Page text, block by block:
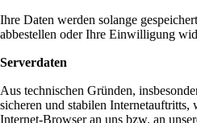
Ihre Daten werden solange
abbestellen oder Ihre Einwilligung
Serverdaten
Aus technischen Gründen,
sicheren und stabilen Internetauftritts,
Internet-Browser an uns bzw. an